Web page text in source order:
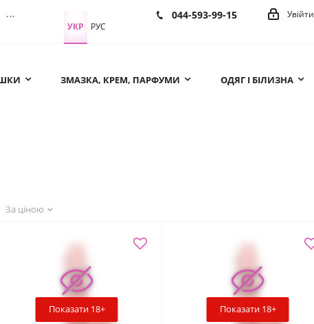
... Увійти
044-593-99-15
УКР РУС
ЗМАЗКА, КРЕМ, ПАРФУМИ ОДЯГ І БІЛИЗНА
За ціною
Показати 18+ Показати 18+